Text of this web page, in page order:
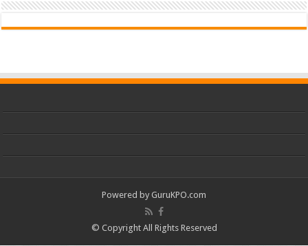
Powered by GuruKPO.com
© Copyright All Rights Reserved